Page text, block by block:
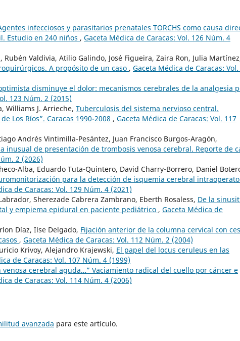
infecciosos y parasitarios prenatales TORCHS como causa
Estudio en 240 niños , Gaceta Médica de Caracas: Vol. 126 Núm. 4
Rubén Valdivia, Atilio Galindo, José Figueira, Zaira Ron, Julia
A propósito de un caso , Gaceta Médica de Caracas: Vol.
disminuye el dolor: mecanismos cerebrales de la analgesia
123 Núm. 2 (2015)
Williams J. Arrieche, Tuberculosis del sistema nervioso central.
Los Ríos”. Caracas 1990-2008 , Gaceta Médica de Caracas: Vol. 117
Andrés Vintimilla-Pesántez, Juan Francisco Burgos-Aragón,
inusual de presentación de trombosis venosa cerebral. Reporte de
2 (2026)
Alba, Eduardo Tuta-Quintero, David Charry-Borrero, Daniel
para la detección de isquemia cerebral
de Caracas: Vol. 129 Núm. 4 (2021)
Sherezade Cabrera Zambrano, Eberth Rosaless, De la
y empiema epidural en paciente pediátrico , Gaceta Médica de
Díaz, Ilse Delgado, Fijación anterior de la columna cervical con
, Gaceta Médica de Caracas: Vol. 112 Núm. 2 (2004)
Krivoy, Alejandro Krajewski, El papel del locus ceruleus en las
de Caracas: Vol. 107 Núm. 4 (1999)
venosa cerebral aguda…” Vaciamiento radical del cuello por cáncer e
de Caracas: Vol. 114 Núm. 4 (2006)
avanzada para este artículo.